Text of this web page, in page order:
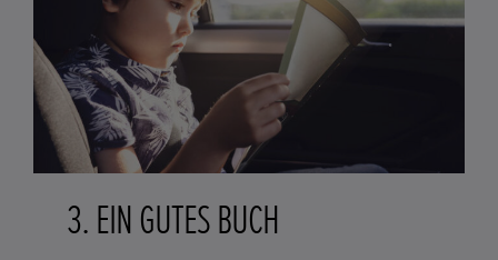
3. EIN GUTES BUCH